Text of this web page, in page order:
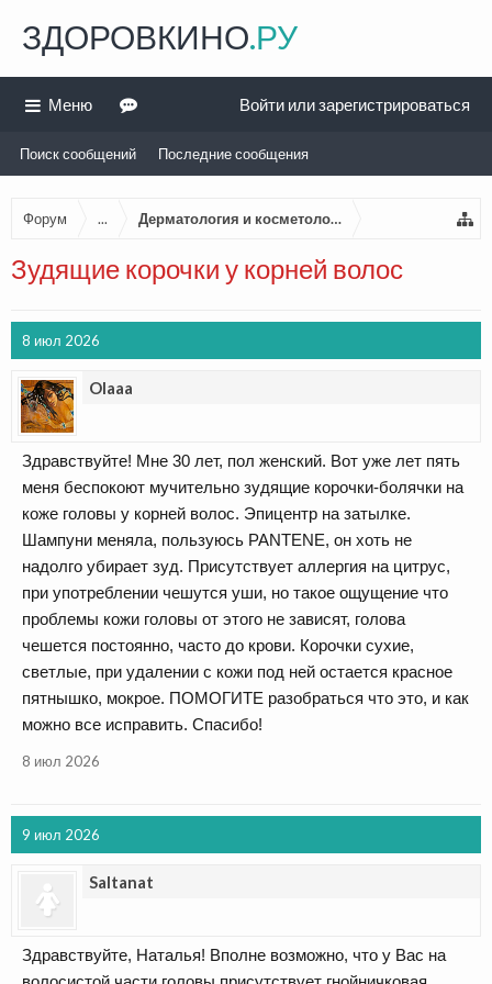
Форум ... Дерматология и косметология
Зудящие корочки у корней волос
8 июл 2026
Olaaa
Здравствуйте! Мне 30 лет, пол женский. Вот уже лет пять
меня беспокоют мучительно зудящие корочки-болячки на
коже головы у корней волос. Эпицентр на затылке.
Шампуни меняла, пользуюсь PANTENE, он хоть не
надолго убирает зуд. Присутствует аллергия на цитрус,
при употреблении чешутся уши, но такое ощущение что
проблемы кожи головы от этого не зависят, голова
чешется постоянно, часто до крови. Корочки сухие,
светлые, при удалении с кожи под ней остается красное
пятнышко, мокрое. ПОМОГИТЕ разобраться что это, и как
можно все исправить. Спасибо!
8 июл 2026
9 июл 2026
Saltanat
Здравствуйте, Наталья! Вполне возможно, что у Вас на
ЗДОРОВКИНО.РУ
Меню
Поиск сообщений Последние сообщения
Войти или зарегистрироваться